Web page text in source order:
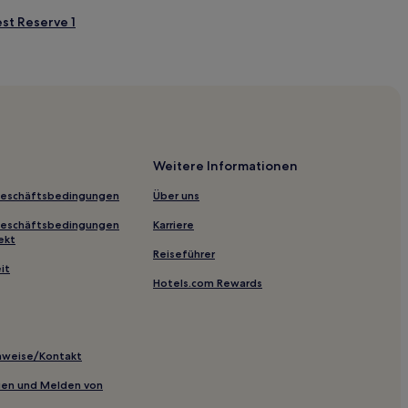
Reserve 1
Kontakt
und Melden von
Weitere Informationen
Über uns
Karriere
Reiseführer
Hotels.com Rewards